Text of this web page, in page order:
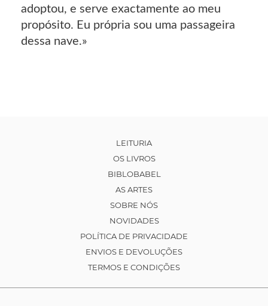
adoptou, e serve exactamente ao meu
propósito. Eu própria sou uma passageira
dessa nave.»
LEITURIA
OS LIVROS
BIBLOBABEL
AS ARTES
SOBRE NÓS
NOVIDADES
POLÍTICA DE PRIVACIDADE
ENVIOS E DEVOLUÇÕES
TERMOS E CONDIÇÕES